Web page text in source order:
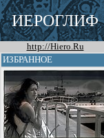
ИЕРОГЛИФ
http://Hiero.Ru
ИЗБРАННОЕ